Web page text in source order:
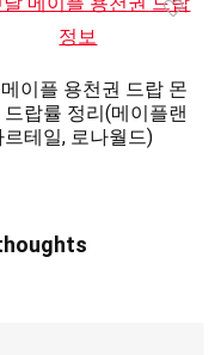
이플 용천권 드랍 몬
드랍률 정리(메이플랜
르테일, 로나월드)